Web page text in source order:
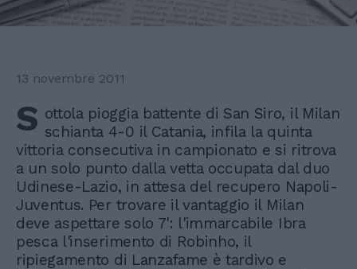
13 novembre 2011
S ottola pioggia battente di San Siro, il Milan
schianta 4-0 il Catania, infila la quinta
vittoria consecutiva in campionato e si ritrova
a un solo punto dalla vetta occupata dal duo
Udinese-Lazio, in attesa del recupero Napoli-
Juventus. Per trovare il vantaggio il Milan
deve aspettare solo 7': l'immarcabile Ibra
pesca l'inserimento di Robinho, il
ripiegamento di Lanzafame è tardivo e